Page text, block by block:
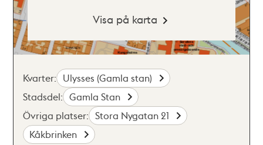
Visa på karta
Kvarter: Ulysses (Gamla stan)
Stadsdel: Gamla Stan
Övriga platser: Stora Nygatan 21
Kåkbrinken